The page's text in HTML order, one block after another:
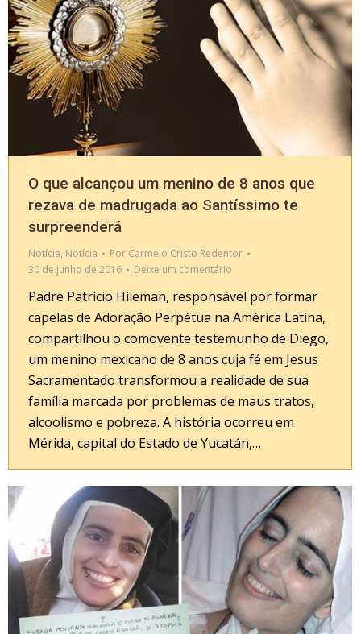
O que alcançou um menino de 8 anos que
rezava de madrugada ao Santíssimo te
surpreenderá
Notícia, Notícia Por Carmelo Cristo Redentor
30 de junho de 2016
Deixe um comentário
Padre Patrício Hileman, responsável por formar
capelas de Adoração Perpétua na América Latina,
compartilhou o comovente testemunho de Diego,
um menino mexicano de 8 anos cuja fé em Jesus
Sacramentado transformou a realidade de sua
família marcada por problemas de maus tratos,
alcoolismo e pobreza. A história ocorreu em
Mérida, capital do Estado de Yucatán,…